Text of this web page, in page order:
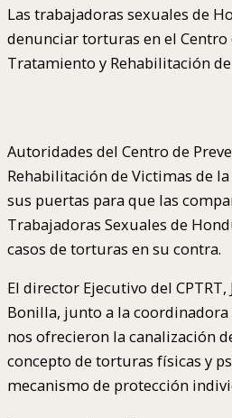
Las trabajadoras sexuales de
denunciar torturas en el Centro
Tratamiento y Rehabilitación
Autoridades del Centro de
Rehabilitación de Victimas de
sus puertas para que las
Trabajadoras Sexuales de
casos de torturas en su contra.
El director Ejecutivo del
Bonilla, junto a la coordinadora
nos ofrecieron la canalización
concepto de torturas físicas y
mecanismo de protección